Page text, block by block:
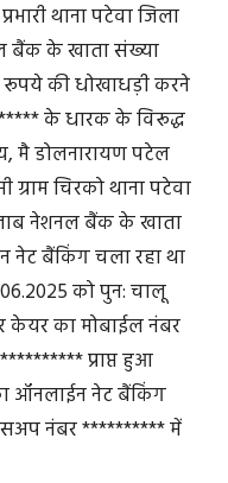
थाना पटेवा जिला
बैंक के खाता संख्या
की धोखाधड़ी करने
के धारक के विरूद्ध
मै डोलनारायण पटेल
चिरको थाना पटेवा
नेशनल बैंक के खाता
बैंकिंग चला रहा था
को पुन: चालू
का मोबाईल नंबर
प्राप्त हुआ
ऑनलाईन नेट बैंकिंग
नंबर ********** में